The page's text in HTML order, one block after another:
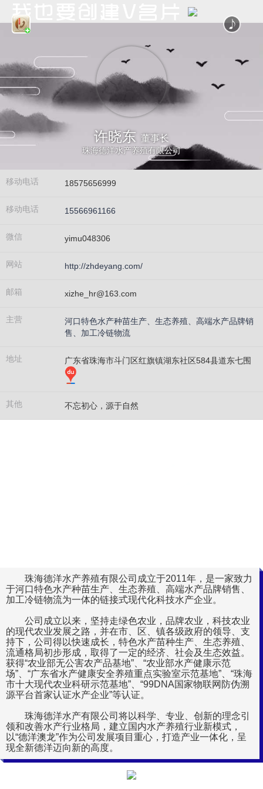
许晓东 董事长
珠海德洋水产养殖有限公司
移动电话 18575656999
移动电话 15566961166
微信 yimu048306
网站 http://zhdeyang.com/
邮箱 xizhe_hr@163.com
主营
河口特色水产种苗生产、生态养殖、高端水产品牌销
售、加工冷链物流
地址 广东省珠海市斗门区红旗镇湖东社区584县道东七围
其他 不忘初心，源于自然
珠海德洋水产养殖有限公司成立于2011年，是一家致力
于河口特色水产种苗生产、生态养殖、高端水产品牌销售、
加工冷链物流为一体的链接式现代化科技水产企业。
公司成立以来，坚持走绿色农业，品牌农业，科技农业
的现代农业发展之路，并在市、区、镇各级政府的领导、支
持下，公司得以快速成长，特色水产苗种生产、生态养殖、
流通格局初步形成，取得了一定的经济、社会及生态效益。
获得“农业部无公害农产品基地”、“农业部水产健康示范
场”、“广东省水产健康安全养殖重点实验室示范基地”、“珠海
市十大现代农业科研示范基地”、“99DNA国家物联网防伪溯
源平台首家认证水产企业”等认证。
珠海德洋水产有限公司将以科学、专业、创新的理念引
领和改善水产行业格局，建立国内水产养殖行业新模式，
以“德洋澳龙”作为公司发展项目重心，打造产业一体化，呈
现全新德洋迈向新的高度。